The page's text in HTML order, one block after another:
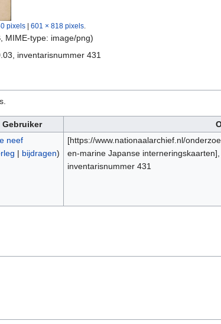
pixels | 601 × 818 pixels
MIME-type: image/png)
inventarisnummer 431
Gebruiker
neef
| bijdragen)
[https://www.nationaalarchief.nl/
en-marine Japanse
inventarisnummer 431